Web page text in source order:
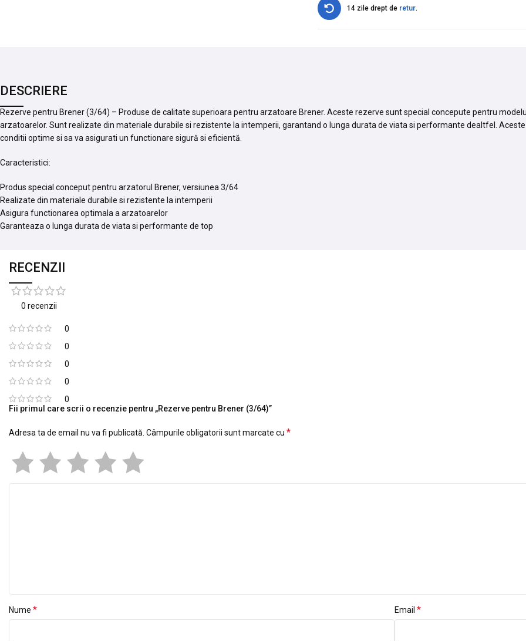
14 zile drept de retur.
DESCRIERE
Rezerve pentru Brener (3/64) – Produse de calitate superioara pentru arzatoare Brener. Aceste rezerve sunt special concepute pentru
arzatoarelor. Sunt realizate din materiale durabile si rezistente la intemperii, garantand o lunga durata de viata si performante dealtfel.
conditii optime si sa va asigurati un functionare sigură si eficientă.
Caracteristici:
Produs special conceput pentru arzatorul Brener, versiunea 3/64
Realizate din materiale durabile si rezistente la intemperii
Asigura functionarea optimala a arzatoarelor
Garanteaza o lunga durata de viata si performante de top
RECENZII
0 recenzii
0
0
0
0
0
Fii primul care scrii o recenzie pentru „Rezerve pentru Brener (3/64)”
Adresa ta de email nu va fi publicată. Câmpurile obligatorii sunt marcate cu *
Nume * Email *